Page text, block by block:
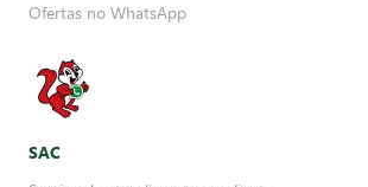
Ofertas no WhatsApp
SAC